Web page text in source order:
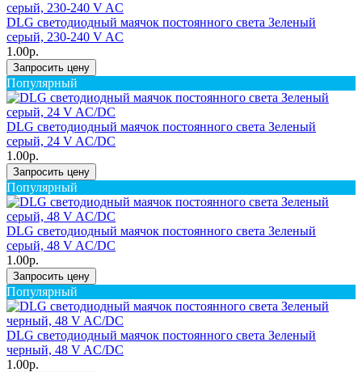
DLG светодиодный маячок постоянного света Зеленый
серый, 230-240 V AC
1.00р.
Запросить цену
Популярный
DLG светодиодный маячок постоянного света Зеленый
серый, 24 V AC/DC
1.00р.
Запросить цену
Популярный
DLG светодиодный маячок постоянного света Зеленый
серый, 48 V AC/DC
1.00р.
Запросить цену
Популярный
DLG светодиодный маячок постоянного света Зеленый
черный, 48 V AC/DC
1.00р.